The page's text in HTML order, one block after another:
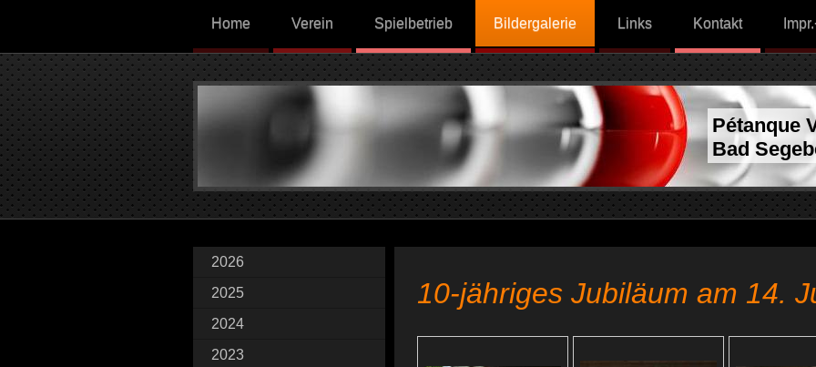
Home Verein Spielbetrieb Bildergalerie Links Kontakt
Pétanque
Bad
2026
2025
2024
2023
10-jähriges Jubiläum am 14.